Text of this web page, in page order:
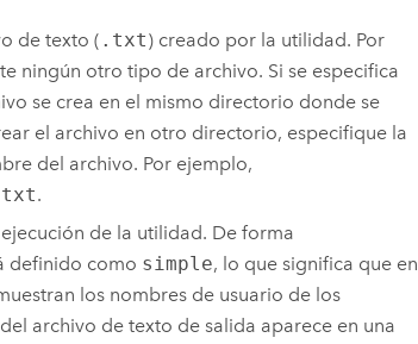
de texto ( .txt) creado por la utilidad. Por
ningún otro tipo de archivo. Si se especifica
se crea en el mismo directorio donde se
el archivo en otro directorio, especifique la
del archivo. Por ejemplo,
.
de la utilidad. De forma
definido como simple, lo que significa que en
los nombres de usuario de los
archivo de texto de salida aparece en una